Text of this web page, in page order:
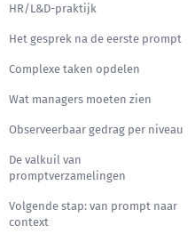
HR/L&D-praktijk
Het gesprek na de eerste prompt
Complexe taken opdelen
Wat managers moeten zien
Observeerbaar gedrag per niveau
De valkuil van
promptverzamelingen
Volgende stap: van prompt naar
context